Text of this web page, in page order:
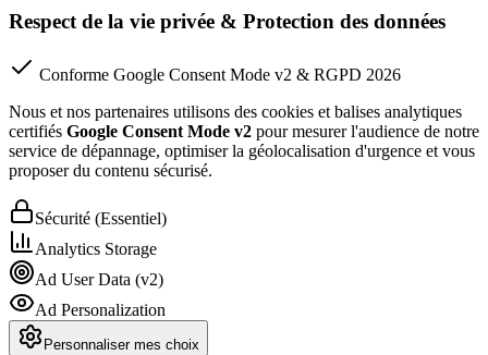
Respect de la vie privée & Protection des données
Conforme Google Consent Mode v2 & RGPD 2026
Nous et nos partenaires utilisons des cookies et balises analytiques
certifiés Google Consent Mode v2 pour mesurer l'audience de notre
service de dépannage, optimiser la géolocalisation d'urgence et vous
proposer du contenu sécurisé.
Sécurité (Essentiel)
Analytics Storage
Ad User Data (v2)
Ad Personalization
Personnaliser mes choix